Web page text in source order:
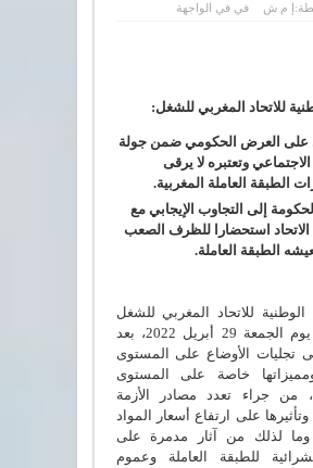
إ م ش فيفي الواجهة
للاتحاد المغربي للشغل:
على العرض الحكومي ضمن جولة
الاجتماعي وتعتبره لا يرقى
الطبقة العاملة المغربية.
إلى التجاوب الإيجابي مع
استحضارا للظرف الصعب
الطبقة العاملة.
الوطنية للاتحاد المغربي للشغل
المجتمعة يوم الجمعة 29 أبريل 2022، بعد
تجليات الأوضاع على المستوى
خاصة على المستوى
من جراء تعدد مصادر الأزمة
وتأثيرها على ارتفاع أسعار المواد
وما لذلك من آثار مدمرة على
للطبقة العاملة وعموم